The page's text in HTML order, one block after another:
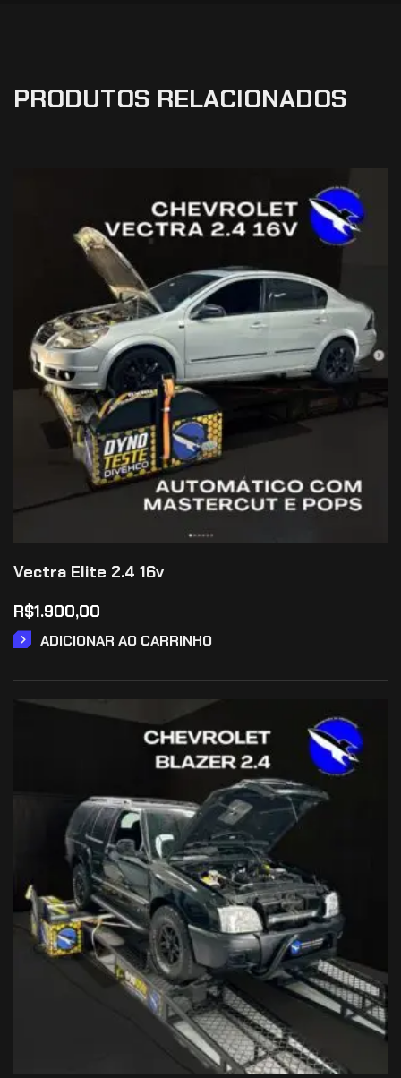
PRODUTOS RELACIONADOS
Vectra Elite 2.4 16v
R$1.900,00
ADICIONAR AO CARRINHO